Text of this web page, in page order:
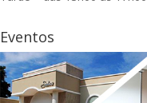
Eventos